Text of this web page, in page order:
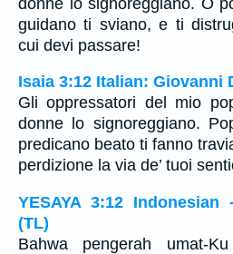
guidano ti sviano, e ti
cui devi passare!
Isaia 3:12 Italian: Giovanni
Gli oppressatori del mio
donne lo signoreggiano.
predicano beato ti fanno
perdizione la via de’ tuoi
YESAYA 3:12 Indonesian
(TL)
Bahwa pengerah umat-